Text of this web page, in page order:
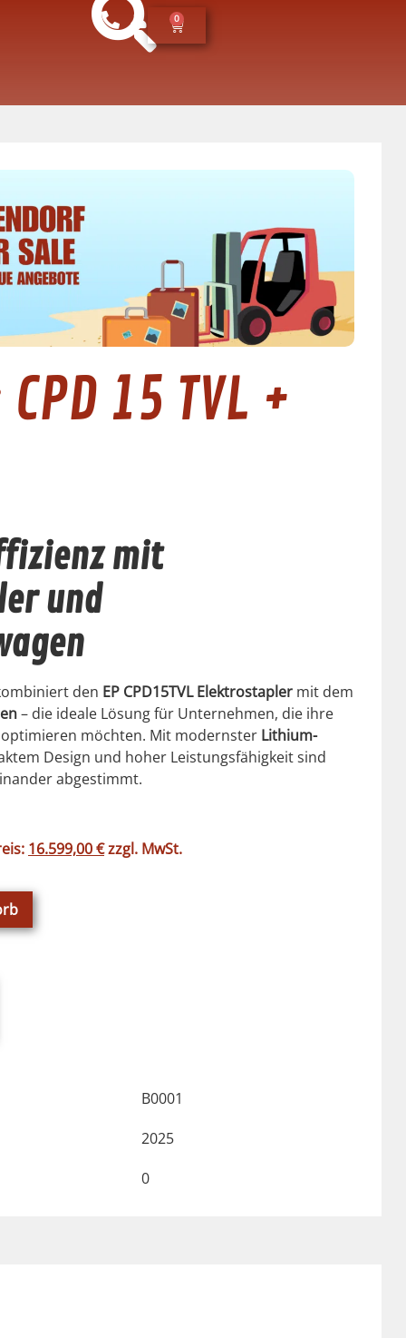
0
15 TVL +
mit
und
den EP CPD15TVL Elektrostapler mit dem
– die ideale Lösung für Unternehmen, die ihre
möchten. Mit modernster Lithium-
Design und hoher Leistungsfähigkeit sind
abgestimmt.
16.599,00€zzgl. MwSt.
B0001
2025
0